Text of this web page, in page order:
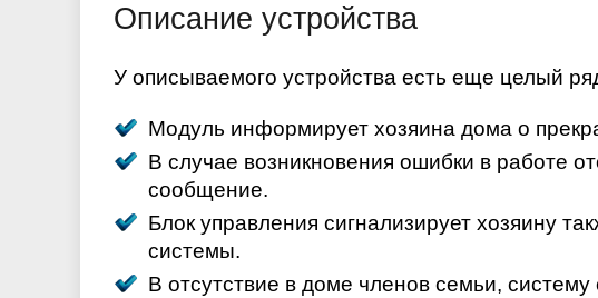
Описание устройства
У описываемого устройства есть еще целый
Модуль информирует хозяина дома о
В случае возникновения ошибки в работе
сообщение.
Блок управления сигнализирует хозяину
системы.
В отсутствие в доме членов семьи,